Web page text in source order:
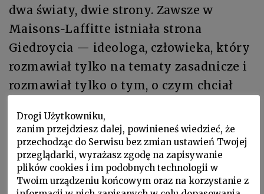
dwa światy, dwie strony. Zawsze w
Maisons‑Laffitte istniała strona
Giedroycia — ideologa, człowieka, który
rozmawiał tylko na tematy zasadnicze i
rozmawiał tylko o tym, o czym chciał
przyjaciele tego domu określali stroną
Zygmunta — Zygmunta Hertza — który
był jakby ministrem spraw
zagranicznych „Kultury”. On miał
Drogi Użytkowniku,
zanim przejdziesz dalej, powinieneś wiedzieć, że
przechodząc do Serwisu bez zmian ustawień Twojej
przeglądarki, wyrażasz zgodę na zapisywanie
plików cookies i im podobnych technologii w
Twoim urządzeniu końcowym oraz na korzystanie z